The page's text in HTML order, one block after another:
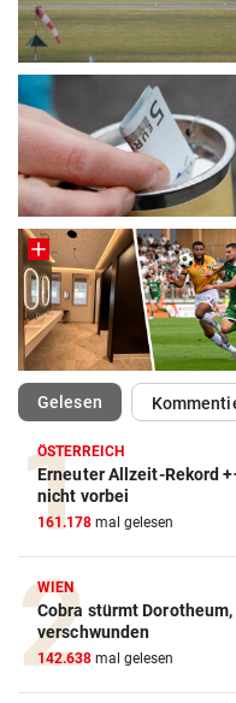
Gelesen(ausgewählt)
ÖSTERREICH
Erneuter Allzeit-Rekord
nicht vorbei
161.178 mal gelesen
WIEN
Cobra stürmt
verschwunden
142.638 mal gelesen